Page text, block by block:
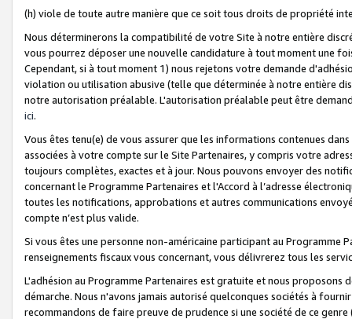
(h) viole de toute autre manière que ce soit tous droits de propriété
Nous déterminerons la compatibilité de votre Site à notre entière
vous pourrez déposer une nouvelle candidature à tout moment une
Cependant, si à tout moment 1) nous rejetons votre demande
violation ou utilisation abusive (telle que déterminée à notre entière
notre autorisation préalable. L'autorisation préalable peut être
ici.
Vous êtes tenu(e) de vous assurer que les informations contenues
associées à votre compte sur le Site Partenaires, y compris votre
toujours complètes, exactes et à jour. Nous pouvons envoyer des
concernant le Programme Partenaires et l'Accord à l’adresse
toutes les notifications, approbations et autres communications
compte n’est plus valide.
Si vous êtes une personne non-américaine participant au
renseignements fiscaux vous concernant, vous délivrerez tous les
L'adhésion au Programme Partenaires est gratuite et nous proposons
démarche. Nous n'avons jamais autorisé quelconques sociétés à
recommandons de faire preuve de prudence si une société de ce